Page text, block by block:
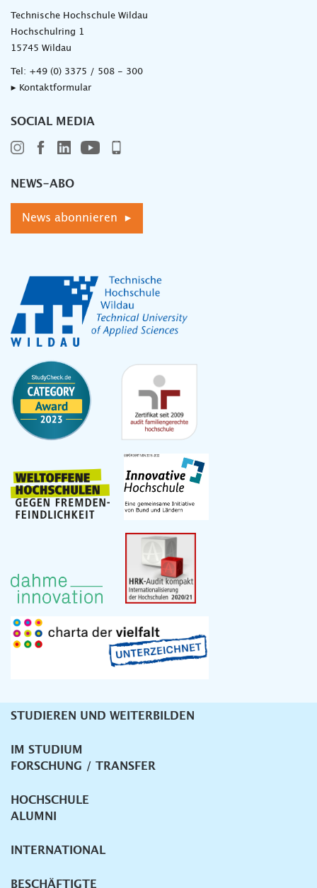
Technische Hochschule Wildau
Hochschulring 1
15745 Wildau
Tel: +49 (0) 3375 / 508 - 300
▸ Kontaktformular
SOCIAL MEDIA
NEWS-ABO
News abonnieren ▸
Unternavigation
STUDIEREN UND WEITERBILDEN
IM STUDIUM
FORSCHUNG / TRANSFER
HOCHSCHULE
ALUMNI
INTERNATIONAL
BESCHÄFTIGTE